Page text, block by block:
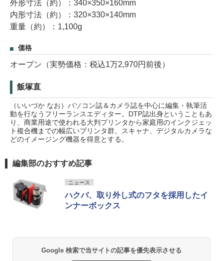
外形寸法（約）：340×350×160mm
内形寸法（約）：320×330×140mm
重量（約）：1,100g
価格
オープン（実勢価格：税込1万2,970円前後）
飯塚直
（いいづか なお）パソコン誌＆カメラ誌を中心に編集・執筆活
動を行なうフリーランスエディター。DTP誌出身ということもあ
り、商業用途で使われる大判プリンタから家庭用のインクジェッ
ト複合機までの幅広いプリンタ群、スキャナ、デジタルカメラな
どのイメージング機器を得意とする。
編集部のおすすめ記事
ニュース
ハクバ、取り外し式のフタを採用したイ
ンナーボックス
Google 検索で当サイトの記事を優先表示させる